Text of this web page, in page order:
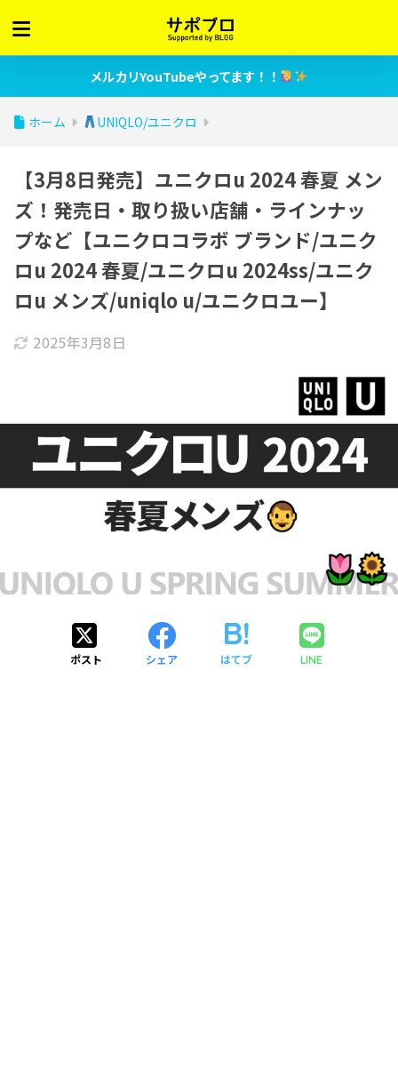
メルカリYouTubeやってます！！
ホーム UNIQLO/ユニクロ
【3月8日発売】ユニクロu 2024 春夏 メン
ズ！発売日・取り扱い店舗・ラインナッ
プなど【ユニクロコラボ ブランド/ユニク
ロu 2024 春夏/ユニクロu 2024ss/ユニク
ロu メンズ/uniqlo u/ユニクロユー】
2025年3月8日
ポスト シェア はてブ LINE